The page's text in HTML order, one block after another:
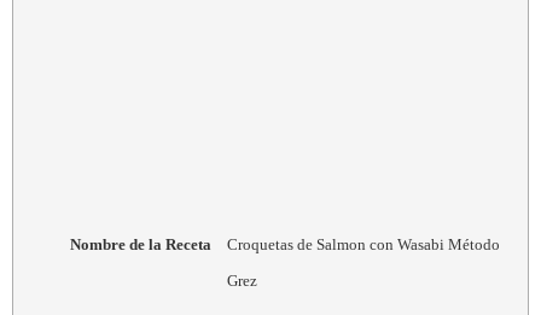
Nombre de la Receta
Croquetas de Salmon con Wasabi Método
Grez